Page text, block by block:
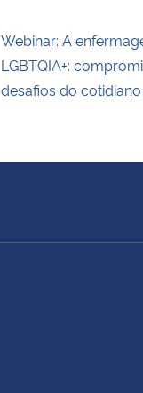
Webinar: A
LGBTQIA+:
desafios do